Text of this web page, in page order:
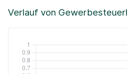
Verlauf von
+